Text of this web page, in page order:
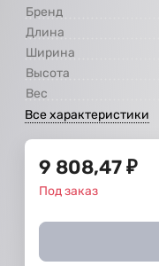
Бренд
Длина
Ширина
Высота
Вес
Все характеристики
9 808,47 ₽
Под заказ